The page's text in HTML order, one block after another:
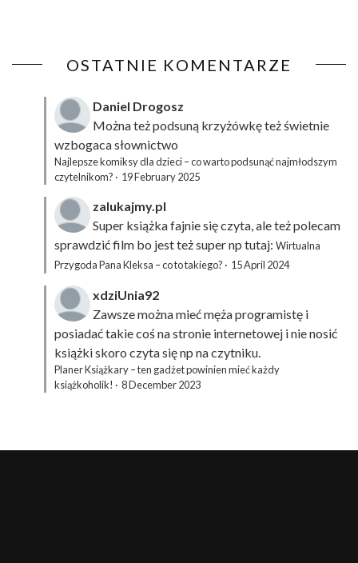
OSTATNIE KOMENTARZE
Daniel Drogosz
Można też podsuną krzyżówkęteż świetnie
wzbogaca słownictwo
Najlepsze komiksy dla dzieci – co warto podsunąć najmłodszym
czytelnikom? · 19 February 2025
zalukajmy.pl
Super książka fajnie się czyta, ale też polecam
sprawdzić film bo jest też super np tutaj: Wirtualna
Przygoda Pana Kleksa – co to takiego? · 15 April 2024
xdziUnia92
Zawsze można mieć męża programistę i
posiadać takie coś na stronie internetowej i nie nosić
książki skoro czyta się np na czytniku.
Planer Książkary – ten gadżet powinien mieć każdy
książkoholik! · 8 December 2023